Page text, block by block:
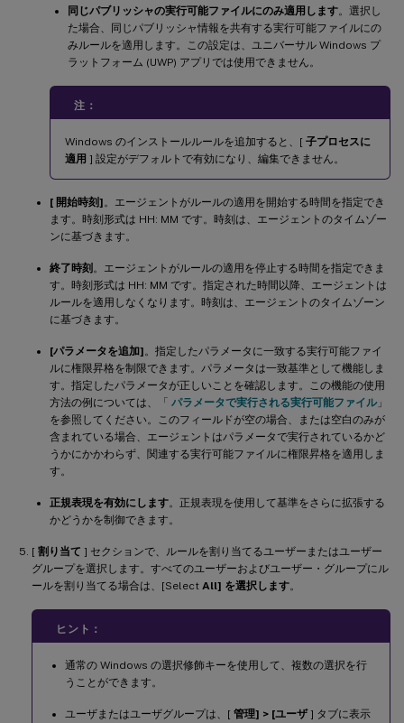
同じパブリッシャの実行可能ファイルにのみ適用します。選択し
た場合、同じパブリッシャ情報を共有する実行可能ファイルにの
みルールを適用します。この設定は、ユニバーサル Windows プ
ラットフォーム (UWP) アプリでは使用できません。
注：
Windows のインストールルールを追加すると、[ 子プロセスに
適用 ] 設定がデフォルトで有効になり、編集できません。
[ 開始時刻] 。エージェントがルールの適用を開始する時間を指定でき
ます。時刻形式は HH: MM です。時刻は、エージェントのタイムゾー
ンに基づきます。
終了時刻 。エージェントがルールの適用を停止する時間を指定できま
す。時刻形式は HH: MM です。指定された時間以降、エージェントは
ルールを適用しなくなります。時刻は、エージェントのタイムゾーン
に基づきます。
[パラメータを追加] 。指定したパラメータに一致する実行可能ファイ
ルに権限昇格を制限できます。パラメータは一致基準として機能しま
す。指定したパラメータが正しいことを確認します。この機能の使用
方法の例については、「 パラメータで実行される実行可能ファイル」
を参照してください。このフィールドが空の場合、または空白のみが
含まれている場合、エージェントはパラメータで実行されているかど
うかにかかわらず、関連する実行可能ファイルに権限昇格を適用しま
す。
正規表現を有効にします。正規表現を使用して基準をさらに拡張する
かどうかを制御できます。
[ 割り当て ] セクションで、ルールを割り当てるユーザーまたはユーザー
グループを選択します。すべてのユーザーおよびユーザー・グループにル
ールを割り当てる場合は、[Select All] を選択します。
ヒント：
通常の Windows の選択修飾キーを使用して、複数の選択を行
うことができます。
ユーザまたはユーザグループは、[ 管理] > [ユーザ] タブに表示